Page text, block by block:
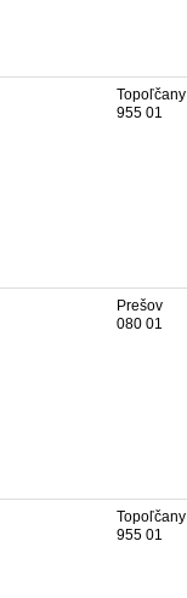
Topoľčany
955 01
Prešov
080 01
Topoľčany
955 01